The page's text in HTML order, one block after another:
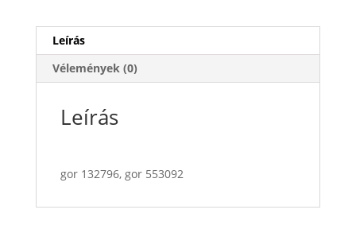
Leírás
Vélemények (0)
Leírás
gor 132796, gor 553092